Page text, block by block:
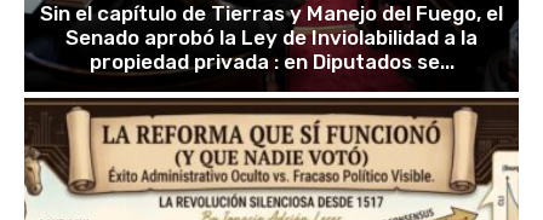
Sin el capítulo de Tierras y Manejo del Fuego, el
Senado aprobó la Ley de Inviolabilidad a la
propiedad privada : en Diputados se...